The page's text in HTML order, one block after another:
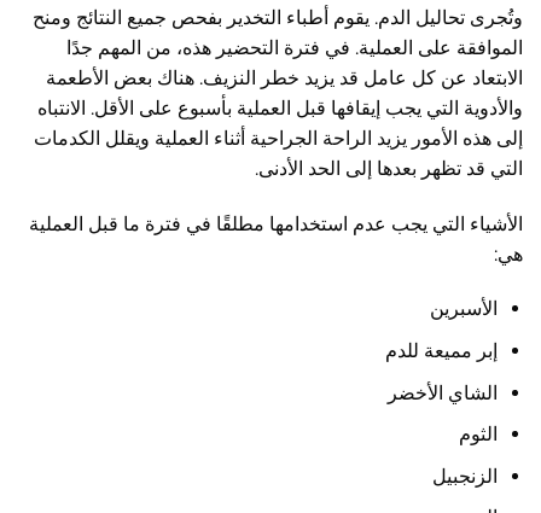
وتُجرى تحاليل الدم. يقوم أطباء التخدير بفحص جميع النتائج ومنح
الموافقة على العملية. في فترة التحضير هذه، من المهم جدًا
الابتعاد عن كل عامل قد يزيد خطر النزيف. هناك بعض الأطعمة
والأدوية التي يجب إيقافها قبل العملية بأسبوع على الأقل. الانتباه
إلى هذه الأمور يزيد الراحة الجراحية أثناء العملية ويقلل الكدمات
التي قد تظهر بعدها إلى الحد الأدنى.
الأشياء التي يجب عدم استخدامها مطلقًا في فترة ما قبل العملية
هي:
الأسبرين
إبر مميعة للدم
الشاي الأخضر
الثوم
الزنجبيل